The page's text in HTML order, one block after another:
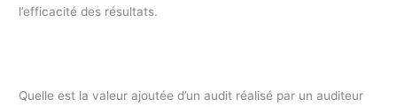
l’efficacité des résultats.
Quelle est la valeur ajoutée d’un audit réalisé par un auditeur